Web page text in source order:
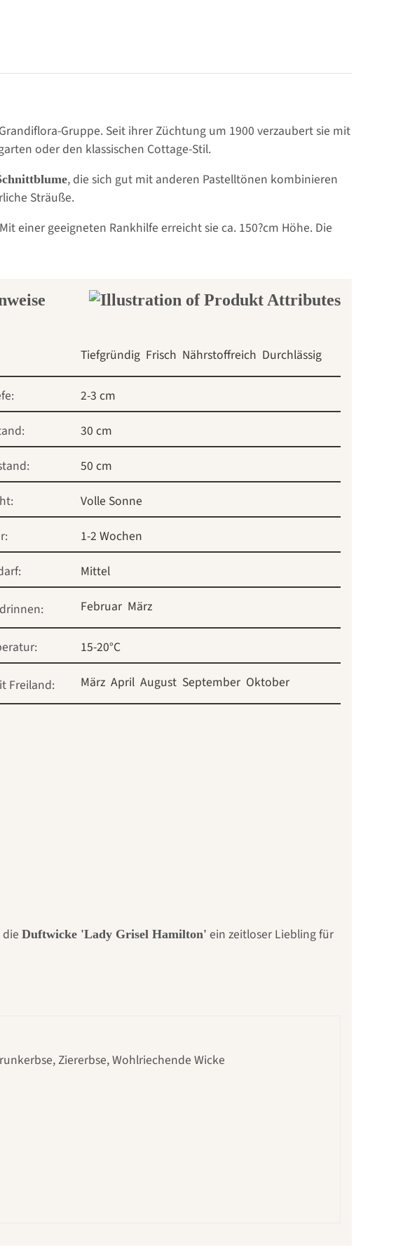
Gruppe. Seit ihrer Züchtung um 1900 verzaubert sie mit
oder den klassischen Cottage-Stil.
, die sich gut mit anderen Pastelltönen kombinieren
Sträuße.
einer geeigneten Rankhilfe erreicht sie ca. 150?cm Höhe. Die
Tiefgründig Frisch Nährstoffreich Durchlässig
2-3 cm
30 cm
50 cm
Volle Sonne
1-2 Wochen
Mittel
Februar März
15-20°C
Freiland: März April August September Oktober
Duftwicke 'Lady Grisel Hamilton' ein zeitloser Liebling für
Ziererbse, Wohlriechende Wicke